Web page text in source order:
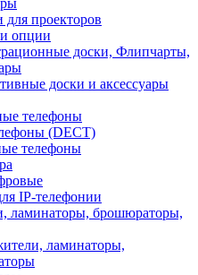
проекторов
опции
доски, Флипчарты,
доски и аксессуары
телефоны
(DECT)
телефоны
IP-телефонии
ламинаторы, брошюраторы,
ламинаторы,